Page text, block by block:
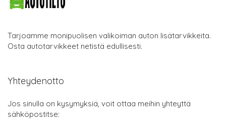
Tarjoamme monipuolisen valikoiman auton lisätarvikkeita.
Osta autotarvikkeet netistä edullisesti.
Yhteydenotto
Jos sinulla on kysymyksiä, voit ottaa meihin yhteyttä
sähköpostitse: